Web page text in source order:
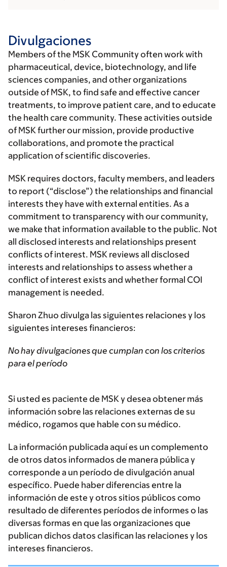
Divulgaciones
Members of the MSK Community often work with
pharmaceutical, device, biotechnology, and life
sciences companies, and other organizations
outside of MSK, to find safe and effective cancer
treatments, to improve patient care, and to educate
the health care community. These activities outside
of MSK further our mission, provide productive
collaborations, and promote the practical
application of scientific discoveries.
MSK requires doctors, faculty members, and leaders
to report (“disclose”) the relationships and financial
interests they have with external entities. As a
commitment to transparency with our community,
we make that information available to the public. Not
all disclosed interests and relationships present
conflicts of interest. MSK reviews all disclosed
interests and relationships to assess whether a
conflict of interest exists and whether formal COI
management is needed.
Sharon Zhuo divulga las siguientes relaciones y los
siguientes intereses financieros:
No hay divulgaciones que cumplan con los criterios
para el período
Si usted es paciente de MSK y desea obtener más
información sobre las relaciones externas de su
médico, rogamos que hable con su médico.
La información publicada aquí es un complemento
de otros datos informados de manera pública y
corresponde a un período de divulgación anual
específico. Puede haber diferencias entre la
información de este y otros sitios públicos como
resultado de diferentes períodos de informes o las
diversas formas en que las organizaciones que
publican dichos datos clasifican las relaciones y los
intereses financieros.